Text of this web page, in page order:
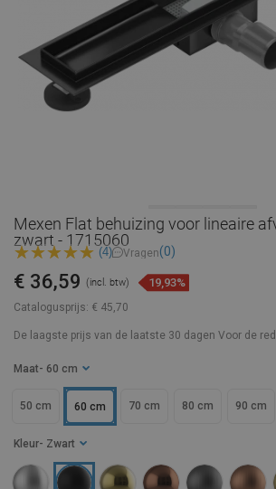
Mexen Flat behuizing voor lineaire
zwart - 1715060
(4) Vragen(0)
Catalogusprijs: € 45,70
€ 36,59 (incl. btw) 19,93%
De laagste prijs van de laatste 30 dagen Voor de
Maat - 60 cm
50 cm 60 cm 70 cm 80 cm 90 cm
Kleur - Zwart